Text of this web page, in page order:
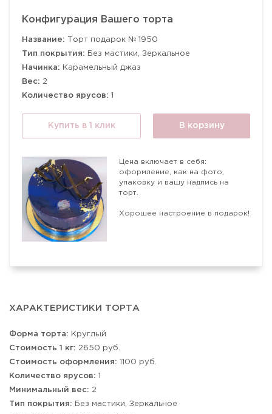
Конфигурация Вашего торта
Название: Торт подарок № 1950
Тип покрытия: Без мастики, Зеркальное
Начинка: Карамельный джаз
Вес: 2
Количество ярусов: 1
Купить в 1 клик В корзину
Цена включает в себя:
оформление, как на фото,
упаковку и вашу надпись на
торт.
Хорошее настроение в подарок!
ХАРАКТЕРИСТИКИ ТОРТА
Форма торта: Круглый
Стоимость 1 кг: 2650 руб.
Стоимость оформления: 1100 руб.
Количество ярусов: 1
Минимальный вес: 2
Тип покрытия: Без мастики, Зеркальное